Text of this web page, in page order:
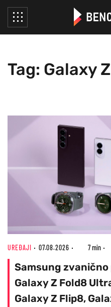
Tag: Galaxy
UREĐAJI 07.08.2026 7 min
Samsung
Galaxy Z Fold8
Galaxy Z Flip8,